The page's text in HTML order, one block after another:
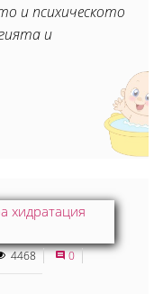
и психическото
и
4468 0